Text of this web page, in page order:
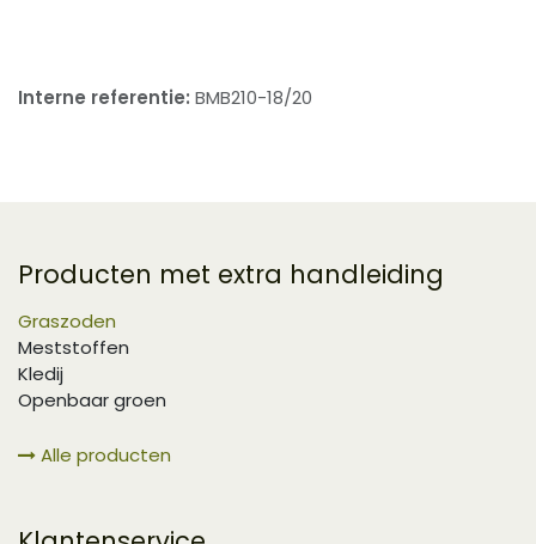
Interne referentie: BMB210-18/20
Producten met extra handleiding
Graszoden
Meststoffen
Kledij
Openbaar groen
Alle producten